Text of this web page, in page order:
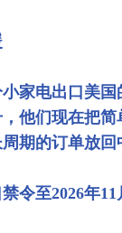
家电出口美
他们现在把
期的订单放回
令至2026年11